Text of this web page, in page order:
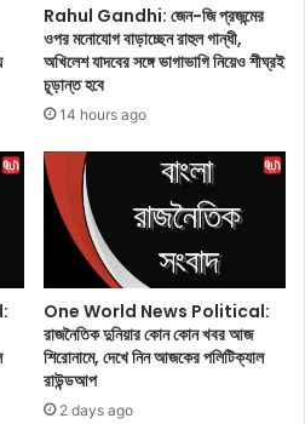
Rahul Gandhi: জেন-জি প্রজন্মের
ওপর মনোযোগ বাড়াচ্ছেন রাহুল গান্ধী,
অখিলেশ যাদবের সঙ্গে ভাগাভাগি নিয়েও শীঘ্রই
চূড়ান্ত হবে
14 hours ago
One World News Political:
রাজনৈতিক দুনিয়ার কোন কোন খবর আজ
শিরোনামে, দেখে নিন আজকের পলিটিক্যাল
রাউন্ডআপ
2 days ago